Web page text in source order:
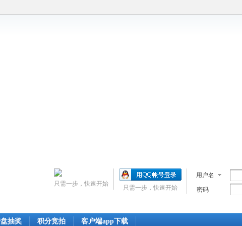
用户名
密码
只需一步，快速开始
只需一步，快速开始
抽奖 积分竞拍 客户端app下载